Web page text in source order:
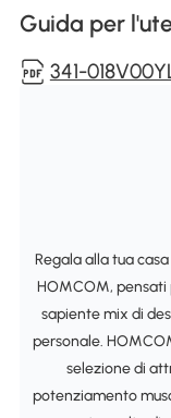
Guida per
341-
Regala alla tua
HOMCOM, pensati
sapiente mix di
personale.
selezione di
potenziamento